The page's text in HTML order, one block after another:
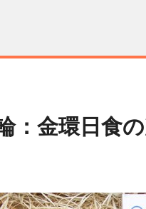
：金環日食